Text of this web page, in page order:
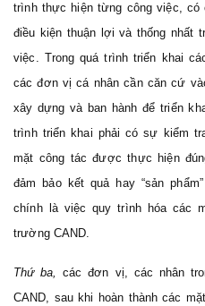
trình thực hiện từng công việc, có
điều kiện thuận lợi và thống nhất
việc. Trong quá trình triển khai
các đơn vị cá nhân cần căn cứ
xây dựng và ban hành để triển
trình triển khai phải có sự kiểm
mặt công tác được thực hiện
đảm bảo kết quả hay “sản
chính là việc quy trình hóa các
trường CAND.
Thứ ba,
các đơn vị, các nhân
CAND, sau khi hoàn thành các